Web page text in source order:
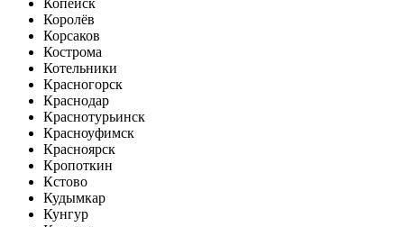
Королёв
Корсаков
Кострома
Котельники
Красногорск
Краснодар
Краснотурьинск
Красноуфимск
Красноярск
Кропоткин
Кстово
Кудымкар
Кунгур